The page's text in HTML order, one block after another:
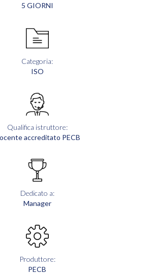
5 GIORNI
Categoria:
ISO
Qualifica istruttore:
accreditato PECB
Dedicato a:
Manager
Produttore:
PECB